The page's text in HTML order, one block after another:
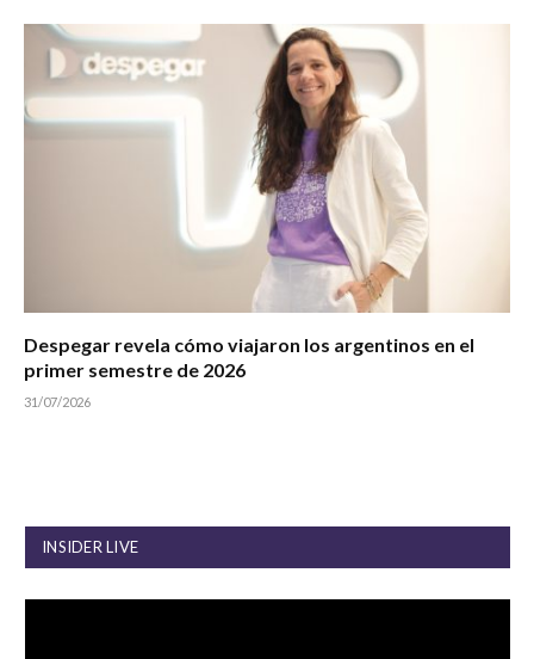
Despegar revela cómo viajaron los argentinos en el
primer semestre de 2026
31/07/2026
INSIDER LIVE